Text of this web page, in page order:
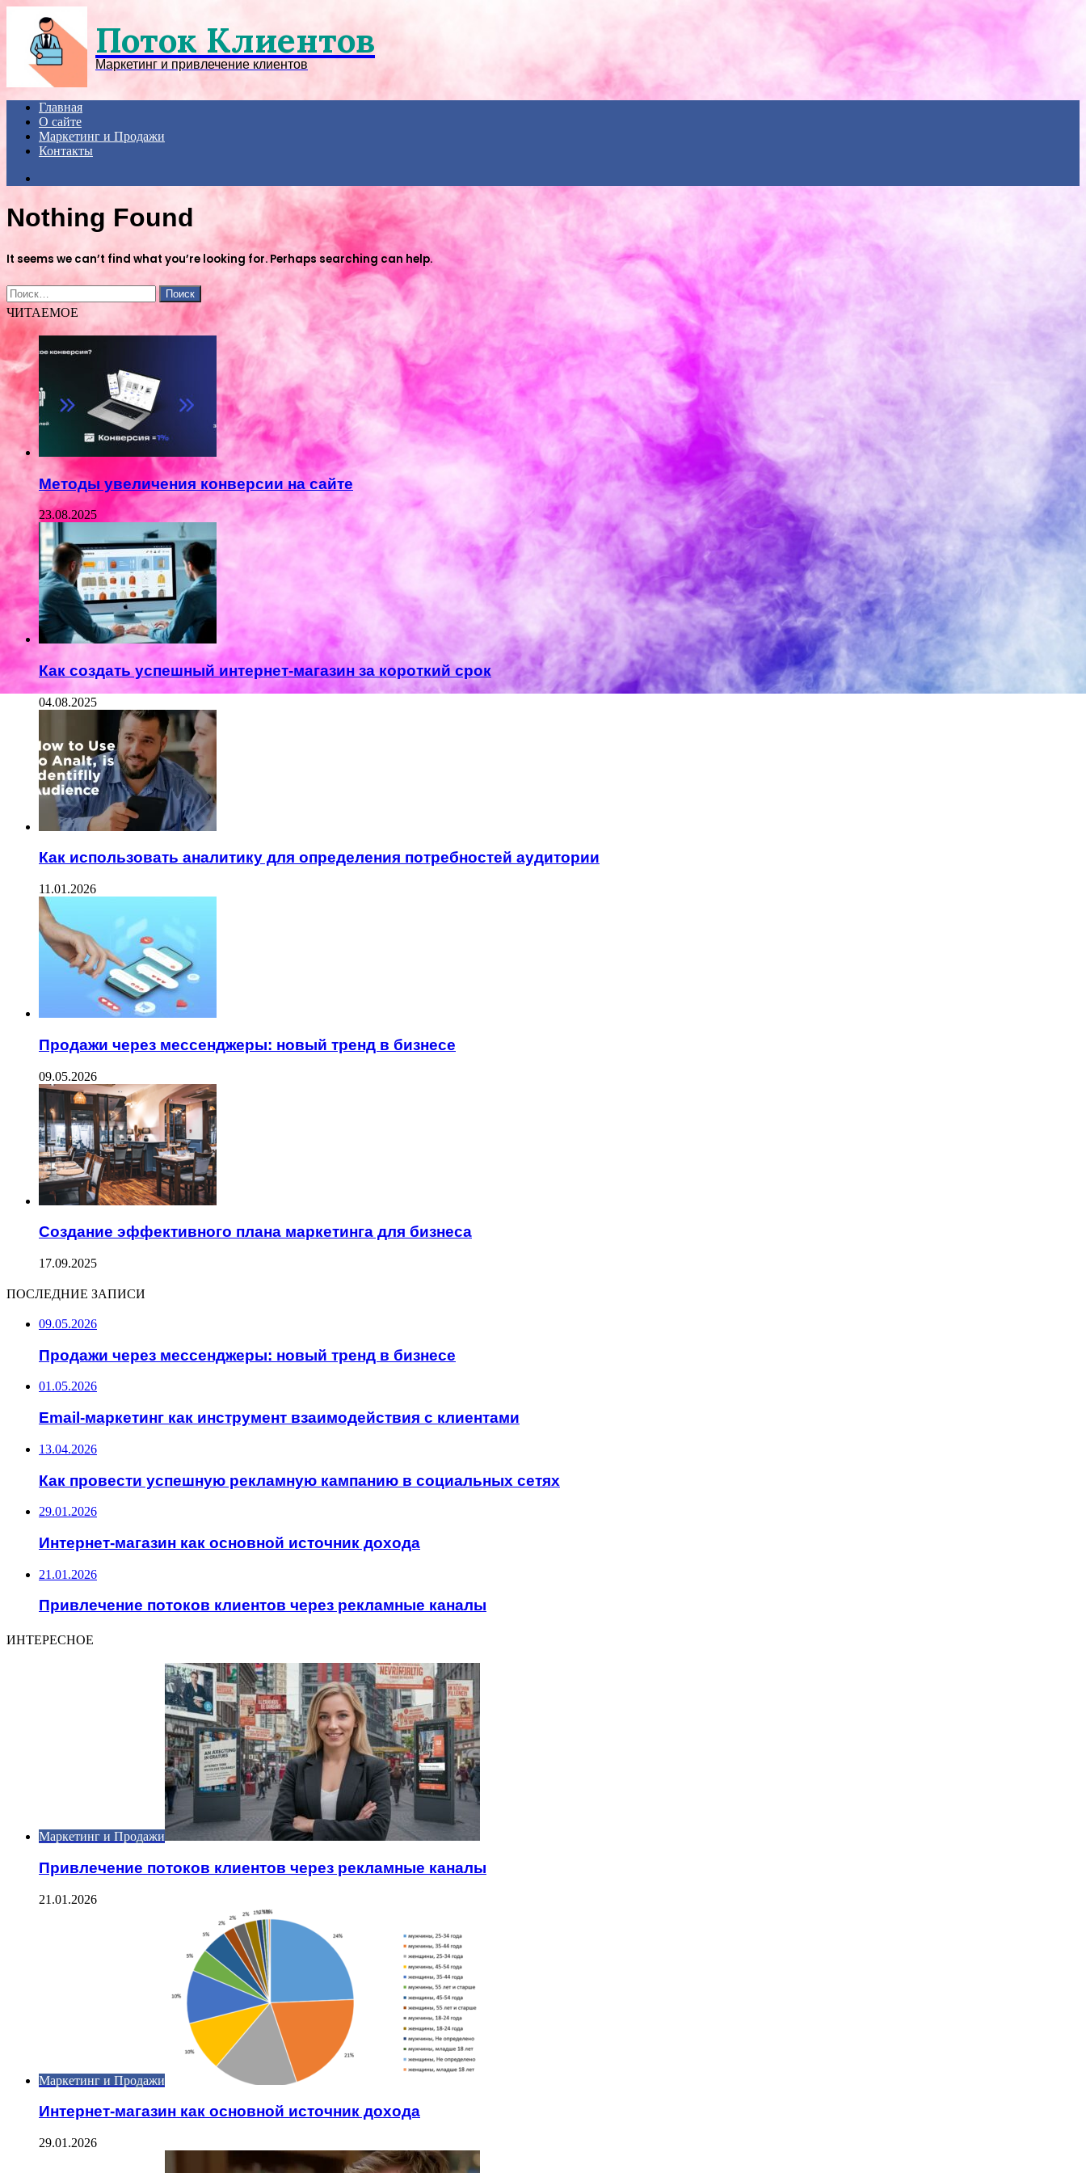
Поток Клиентов
Маркетинг и привлечение клиентов
Главная
О сайте
Маркетинг и Продажи
Контакты
Nothing Found
It seems we can’t find what you’re looking for. Perhaps searching can help.
Найти:
ЧИТАЕМОЕ
Методы увеличения конверсии на сайте
23.08.2025
Как создать успешный интернет-магазин за короткий срок
04.08.2025
Как использовать аналитику для определения потребностей аудитории
11.01.2026
Продажи через мессенджеры: новый тренд в бизнесе
09.05.2026
Создание эффективного плана маркетинга для бизнеса
17.09.2025
ПОСЛЕДНИЕ ЗАПИСИ
09.05.2026
Продажи через мессенджеры: новый тренд в бизнесе
01.05.2026
Email-маркетинг как инструмент взаимодействия с клиентами
13.04.2026
Как провести успешную рекламную кампанию в социальных сетях
29.01.2026
Интернет-магазин как основной источник дохода
21.01.2026
Привлечение потоков клиентов через рекламные каналы
ИНТЕРЕСНОЕ
Маркетинг и Продажи
Привлечение потоков клиентов через рекламные каналы
21.01.2026
Маркетинг и Продажи
Интернет-магазин как основной источник дохода
29.01.2026